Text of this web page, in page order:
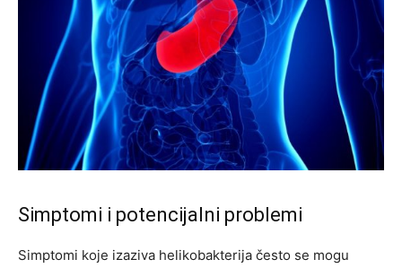
Simptomi i potencijalni problemi
Simptomi koje izaziva helikobakterija često se mogu